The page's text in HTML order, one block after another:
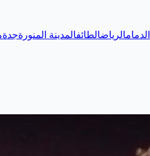
الدمامالرياضالطائفالمدينة المنورةجدة